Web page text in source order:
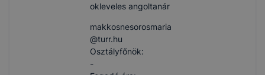
okleveles angoltanár
makkosnesorosmaria​
@turr.hu
Osztályfőnök:
-